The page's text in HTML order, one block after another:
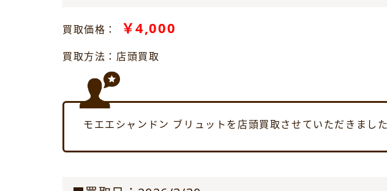
買取価格： ￥4,000
買取方法：店頭買取
モエエシャンドン ブリュットを店頭買取させていただきました